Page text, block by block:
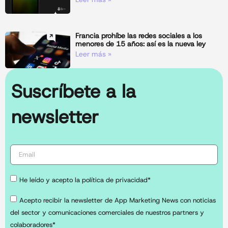
Francia prohíbe las redes sociales a los
menores de 15 años: así es la nueva ley
Leer más »
Suscríbete a la
newsletter
He leído y acepto la política de privacidad*
Acepto recibir la newsletter de App Marketing News con noticias
del sector y comunicaciones comerciales de nuestros partners y
colaboradores*